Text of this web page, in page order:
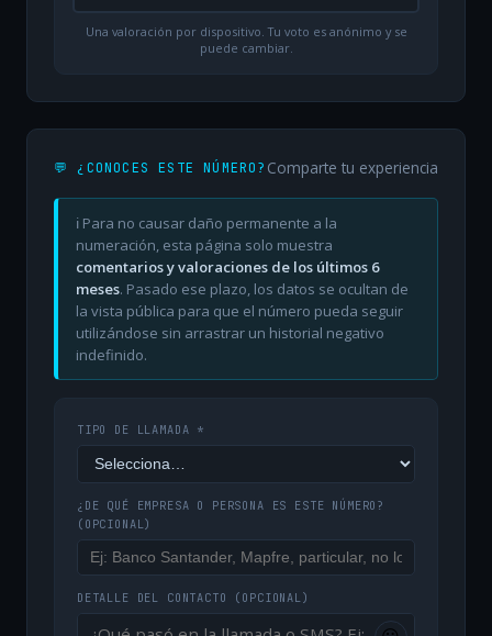
Una valoración por dispositivo. Tu voto es anónimo y se
puede cambiar.
💬 ¿CONOCES ESTE NÚMERO? Comparte tu experiencia
ℹ️ Para no causar daño permanente a la
numeración, esta página solo muestra
comentarios y valoraciones de los últimos 6
meses. Pasado ese plazo, los datos se ocultan de
la vista pública para que el número pueda seguir
utilizándose sin arrastrar un historial negativo
indefinido.
TIPO DE LLAMADA *
¿DE QUÉ EMPRESA O PERSONA ES ESTE NÚMERO?
(OPCIONAL)
DETALLE DEL CONTACTO (OPCIONAL)